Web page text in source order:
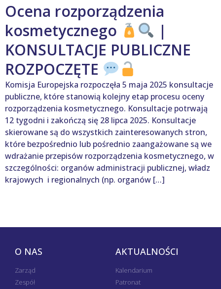
Ocena rozporządzenia
kosmetycznego
|
KONSULTACJE PUBLICZNE
ROZPOCZĘTE
Komisja Europejska rozpoczęła 5 maja 2025 konsultacje
publiczne, które stanowią kolejny etap procesu oceny
rozporządzenia kosmetycznego. Konsultacje potrwają
12 tygodni i zakończą się 28 lipca 2025. Konsultacje
skierowane są do wszystkich zainteresowanych stron,
które bezpośrednio lub pośrednio zaangażowane są we
wdrażanie przepisów rozporządzenia kosmetycznego, w
szczególności: organów administracji publicznej, władz
krajowych i regionalnych (np. organów […]
O NAS
Zarząd
Zespół
AKTUALNOŚCI
Kalendarium
Patronat